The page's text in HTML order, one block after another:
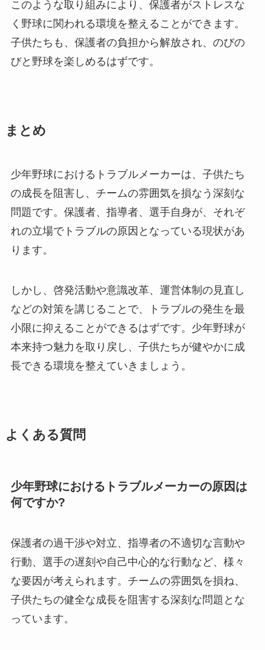
このような取り組みにより、保護者がストレスな
く野球に関われる環境を整えることができます。
子供たちも、保護者の負担から解放され、のびの
びと野球を楽しめるはずです。
まとめ
少年野球におけるトラブルメーカーは、子供たち
の成長を阻害し、チームの雰囲気を損なう深刻な
問題です。保護者、指導者、選手自身が、それぞ
れの立場でトラブルの原因となっている現状があ
ります。
しかし、啓発活動や意識改革、運営体制の見直し
などの対策を講じることで、トラブルの発生を最
小限に抑えることができるはずです。少年野球が
本来持つ魅力を取り戻し、子供たちが健やかに成
長できる環境を整えていきましょう。
よくある質問
少年野球におけるトラブルメーカーの原因は
何ですか?
保護者の過干渉や対立、指導者の不適切な言動や
行動、選手の遅刻や自己中心的な行動など、様々
な要因が考えられます。チームの雰囲気を損ね、
子供たちの健全な成長を阻害する深刻な問題とな
っています。